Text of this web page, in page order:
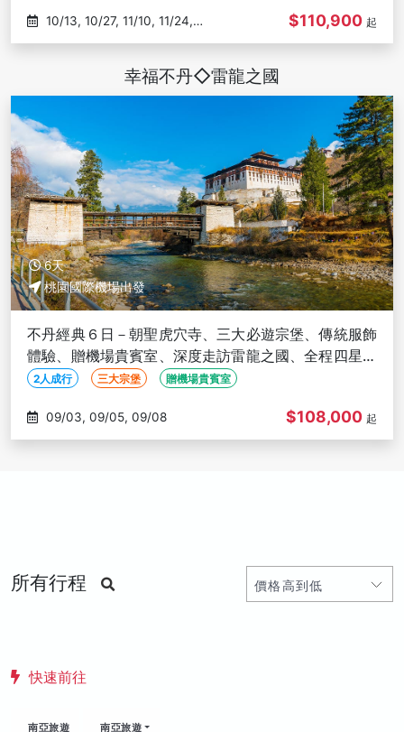
12/08
$110,900 起
幸福不丹◇雷龍之國
6天
桃園國際機場出發
不丹經典６日－朝聖虎穴寺、三大必遊宗堡、傳統服飾
體驗、贈機場貴賓室、深度走訪雷龍之國、全程四星酒
店【２人成行】
2人成行 三大宗堡 贈機場貴賓室
09/03, 09/05, 09/08 $108,000 起
所有行程
快速前往
南亞旅遊 南亞旅遊